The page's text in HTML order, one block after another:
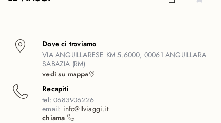
Dove ci troviamo
VIA ANGUILLARESE KM 5.6000, 00061 ANGUILLARA
SABAZIA (RM)
vedi su mappa
Recapiti
tel:0683906226
email: info@llviaggi.it
chiama